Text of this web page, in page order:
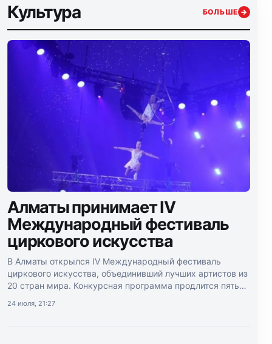
Культура БОЛЬШЕ →
Алматы принимает IV
Международный фестиваль
циркового искусства
В Алматы открылся IV Международный фестиваль
циркового искусства, объединивший лучших артистов из
20 стран мира. Конкурсная программа продлится пять
24 июля, 21:27